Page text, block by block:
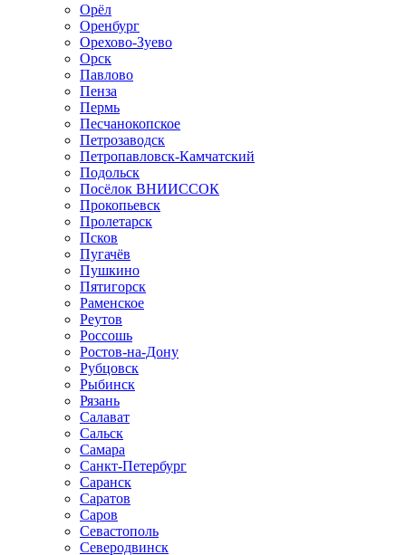
Орёл
Оренбург
Орехово-Зуево
Орск
Павлово
Пенза
Пермь
Песчанокопское
Петрозаводск
Петропавловск-Камчатский
Подольск
Посёлок ВНИИССОК
Прокопьевск
Пролетарск
Псков
Пугачёв
Пушкино
Пятигорск
Раменское
Реутов
Россошь
Ростов-на-Дону
Рубцовск
Рыбинск
Рязань
Салават
Сальск
Самара
Санкт-Петербург
Саранск
Саратов
Саров
Севастополь
Северодвинск